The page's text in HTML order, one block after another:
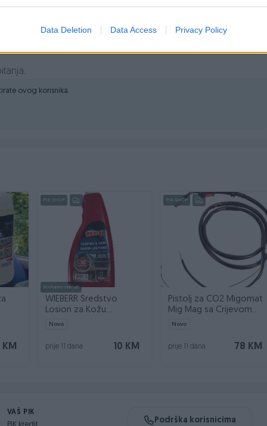
Data Deletion Data Access Privacy Policy
čišćenje automobila, kompjutersko čišćenje, tastature i
ovog korisnika.
5l
PIK SHOP
Dostupno odmah
WIEBERR Sredstvo
Losion za Kožu
Instrument Tablu 550ml
Novo
10 KM
prije 11 dana
PIK SHOP
Pistolj za CO2 Migomat
Mig Mag sa Crijevom
2,5m MK14 TW14
Novo
78 KM
prije 11 dana
VAŠ PIK
Podrška korisnicima